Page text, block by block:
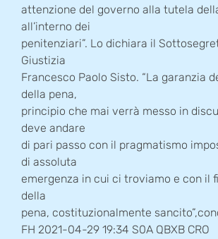
attenzione del governo alla tutela
all’interno dei
penitenziari”. Lo dichiara il
Giustizia
Francesco Paolo Sisto. “La garanzia
della pena,
principio che mai verrà messo in
deve andare
di pari passo con il pragmatismo
di assoluta
emergenza in cui ci troviamo e con il
della
pena, costituzionalmente
FH 2021-04-29 19:34 S0A QBXB CRO